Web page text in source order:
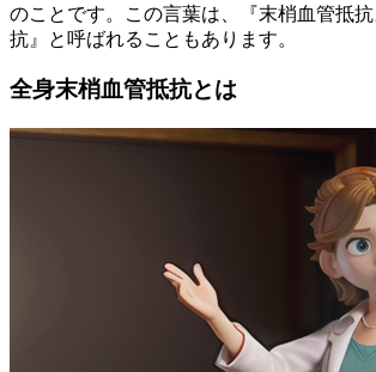
のことです。この言葉は、『末梢血管抵
抗』と呼ばれることもあります。
全身末梢血管抵抗とは